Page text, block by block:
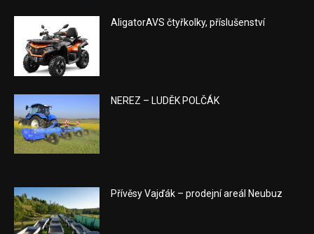
AligatorAVS čtyřkolky, příslušenství
NEREZ – LUDĚK POLČÁK
Přívěsy Vajďák – prodejní areál Neubuz